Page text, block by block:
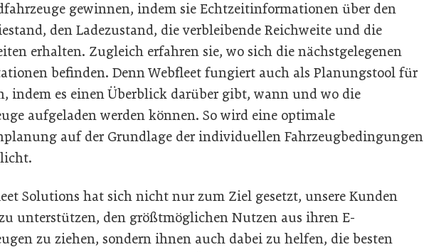
gewinnen, indem sie Echtzeitinformationen über den
den Ladezustand, die verbleibende Reichweite und die
erhalten. Zugleich erfahren sie, wo sich die nächstgelegenen
befinden. Denn Webfleet fungiert auch als Planungstool für
indem es einen Überblick darüber gibt, wann und wo die
aufgeladen werden können. So wird eine optimale
auf der Grundlage der individuellen Fahrzeugbedingungen
Solutions hat sich nicht nur zum Ziel gesetzt, unsere Kunden
unterstützen, den größtmöglichen Nutzen aus ihren E-
zu ziehen, sondern ihnen auch dabei zu helfen, die besten